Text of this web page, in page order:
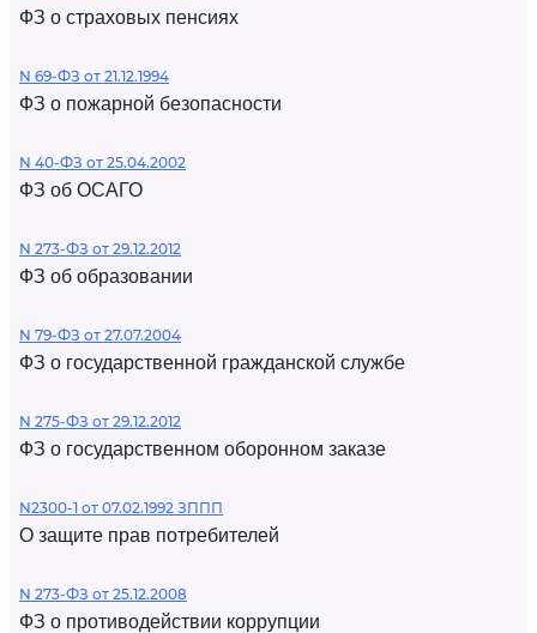
ФЗ о страховых пенсиях
N 69-ФЗ от 21.12.1994
ФЗ о пожарной безопасности
N 40-ФЗ от 25.04.2002
ФЗ об ОСАГО
N 273-ФЗ от 29.12.2012
ФЗ об образовании
N 79-ФЗ от 27.07.2004
ФЗ о государственной гражданской службе
N 275-ФЗ от 29.12.2012
ФЗ о государственном оборонном заказе
N2300-1 от 07.02.1992 ЗППП
О защите прав потребителей
N 273-ФЗ от 25.12.2008
ФЗ о противодействии коррупции